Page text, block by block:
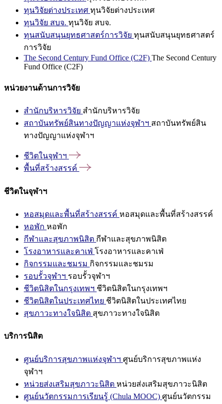
ทุนวิจัยต่างประเทศ ทุนวิจัยต่างประเทศ
ทุนวิจัย สบจ. ทุนวิจัย สบจ.
ทุนสนับสนุนยุทธศาสตร์การวิจัย ทุนสนับสนุนยุทธศาสตร์
การวิจัย
The Second Century Fund Office (C2F) The Second Century
Fund Office (C2F)
หน่วยงานด้านการวิจัย
สำนักบริหารวิจัย สำนักบริหารวิจัย
สถาบันทรัพย์สินทางปัญญาแห่งจุฬาฯ สถาบันทรัพย์สิน
ทางปัญญาแห่งจุฬาฯ
ชีวิตในจุฬาฯ
พื้นที่สร้างสรรค์
ชีวิตในจุฬาฯ
หอสมุดและพื้นที่สร้างสรรค์ หอสมุดและพื้นที่สร้างสรรค์
หอพัก หอพัก
กีฬาและสุขภาพนิสิต กีฬาและสุขภาพนิสิต
โรงอาหารและคาเฟ่ โรงอาหารและคาเฟ่
กิจกรรมและชมรม กิจกรรมและชมรม
รอบรั้วจุฬาฯ รอบรั้วจุฬาฯ
ชีวิตนิสิตในกรุงเทพฯ ชีวิตนิสิตในกรุงเทพฯ
ชีวิตนิสิตในประเทศไทย ชีวิตนิสิตในประเทศไทย
สุขภาวะทางใจนิสิต สุขภาวะทางใจนิสิต
บริการนิสิต
ศูนย์บริการสุขภาพแห่งจุฬาฯ ศูนย์บริการสุขภาพแห่ง
จุฬาฯ
หน่วยส่งเสริมสุขภาวะนิสิต หน่วยส่งเสริมสุขภาวะนิสิต
ศูนย์นวัตกรรมการเรียนรู้ (Chula MOOC) ศูนย์นวัตกรรม